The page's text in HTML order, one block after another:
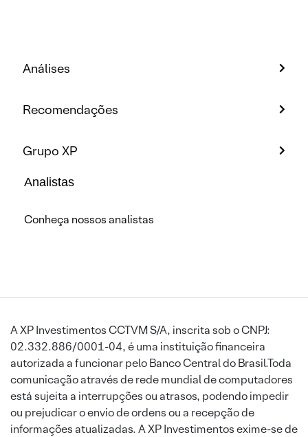
Análises
Recomendações
Grupo XP
Analistas
Conheça nossos analistas
A XP Investimentos CCTVM S/A, inscrita sob o CNPJ:
02.332.886/0001-04, é uma instituição financeira
autorizada a funcionar pelo Banco Central do Brasil.Toda
comunicação através de rede mundial de computadores
está sujeita a interrupções ou atrasos, podendo impedir
ou prejudicar o envio de ordens ou a recepção de
informações atualizadas. A XP Investimentos exime-se de